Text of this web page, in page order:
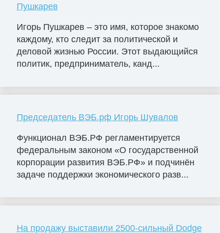
Пушкарев
Игорь Пушкарев – это имя, которое знакомо
каждому, кто следит за политической и
деловой жизнью России. Этот выдающийся
политик, предприниматель, канд...
Председатель ВЭБ.рф Игорь Шувалов
Функционал ВЭБ.РФ регламентируется
федеральным законом «О государственной
корпорации развития ВЭБ.РФ» и подчинён
задаче поддержки экономического разв...
На продажу выставили 2500-сильный Dodge